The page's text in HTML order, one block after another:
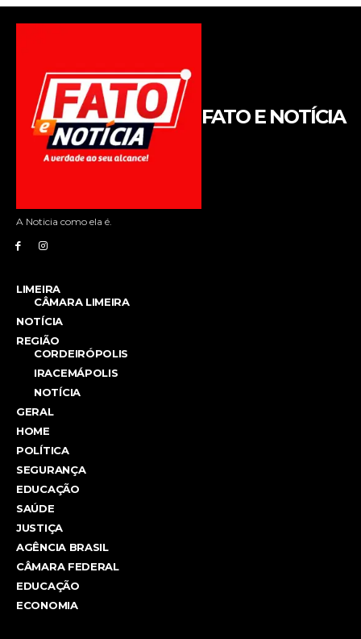
FATO E NOTÍCIA
A Noticia como ela é.
LIMEIRA
CÂMARA LIMEIRA
NOTÍCIA
REGIÃO
CORDEIRÓPOLIS
IRACEMÁPOLIS
NOTÍCIA
GERAL
HOME
POLÍTICA
SEGURANÇA
EDUCAÇÃO
SAÚDE
JUSTIÇA
AGÊNCIA BRASIL
CÂMARA FEDERAL
EDUCAÇÃO
ECONOMIA